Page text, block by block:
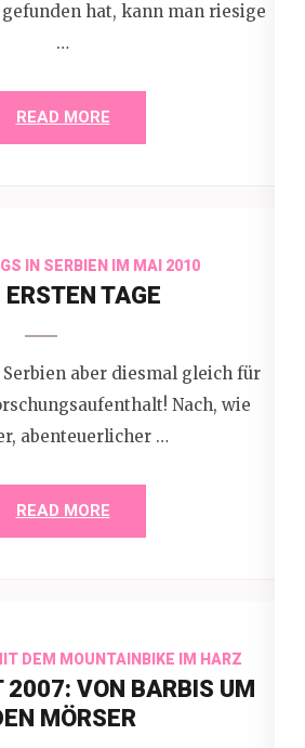
hat, kann man riesige
…
READ MORE
IN SERBIEN IM MAI 2010
ERSTEN TAGE
aber diesmal gleich für
Nach, wie
abenteuerlicher …
READ MORE
DEM MOUNTAINBIKE IM HARZ
2007: VON BARBIS UM
MÖRSER